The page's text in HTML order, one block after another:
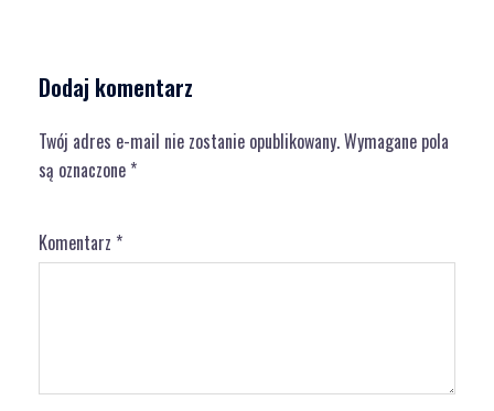
Dodaj komentarz
Twój adres e-mail nie zostanie opublikowany.Wymagane pola
są oznaczone *
Komentarz *